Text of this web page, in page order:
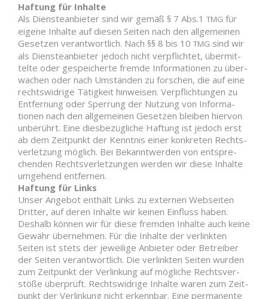
Haftung für Inhalte
Als Diens­te­an­bieter sind wir gemäß § 7 Abs.1 TMG für
eigene Inhalte auf diesen Seiten nach den all­ge­meinen
Gesetzen ver­ant­wortlich. Nach §§ 8 bis 10 TMG sind wir
als Diens­te­an­bieter jedoch nicht ver­pflichtet, über­mit­
telte oder gespei­cherte fremde Infor­ma­tionen zu über­
wachen oder nach Umständen zu for­schen, die auf eine
rechts­widrige Tätigkeit hin­weisen. Ver­pflich­tungen zu
Ent­fernung oder Sperrung der Nutzung von Infor­ma­
tionen nach den all­ge­meinen Gesetzen bleiben hiervon
unbe­rührt. Eine dies­be­züg­liche Haftung ist jedoch erst
ab dem Zeit­punkt der Kenntnis einer kon­kreten Rechts­
ver­letzung möglich. Bei Bekannt­werden von ent­spre­
chenden Rechts­ver­let­zungen werden wir diese Inhalte
umgehend entfernen.
Haftung für Links
Unser Angebot enthält Links zu externen Web­seiten
Dritter, auf deren Inhalte wir keinen Ein­fluss haben.
Deshalb können wir für diese fremden Inhalte auch keine
Gewähr über­nehmen. Für die Inhalte der ver­linkten
Seiten ist stets der jeweilige Anbieter oder Betreiber
der Seiten ver­ant­wortlich. Die ver­linkten Seiten wurden
zum Zeit­punkt der Ver­linkung auf mög­liche Rechts­ver­
stöße über­prüft. Rechts­widrige Inhalte waren zum Zeit­
punkt der Ver­linkung nicht erkennbar. Eine per­ma­nente